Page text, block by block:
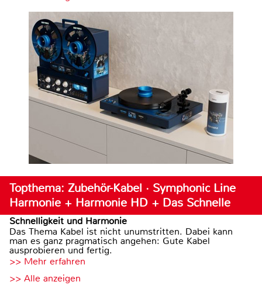
Topthema: Zubehör-Kabel · Symphonic Line
Harmonie + Harmonie HD + Das Schnelle
Schnelligkeit und Harmonie
Das Thema Kabel ist nicht unumstritten. Dabei kann
man es ganz pragmatisch angehen: Gute Kabel
ausprobieren und fertig.
>> Mehr erfahren
>> Alle anzeigen